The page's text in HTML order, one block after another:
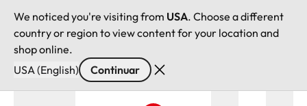
We noticed you're visiting from USA. Choose a different
country or region to view content for your location and
shop online.
USA (English)
Continuar